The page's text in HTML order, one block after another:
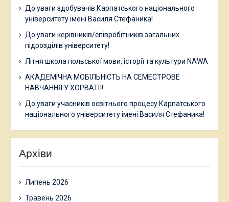
До уваги здобувачів Карпатського національного
університету імені Василя Стефаника!
До уваги керівників/співробітників загальних
підрозділів університету!
Літня школа польської мови, історії та культури NAWA
АКАДЕМІЧНА МОБІЛЬНІСТЬ НА СЕМЕСТРОВЕ
НАВЧАННЯ У ХОРВАТІЇ!
До уваги учасників освітнього процесу Карпатського
національного університету імені Василя Стефаника!
Архіви
Липень 2026
Травень 2026